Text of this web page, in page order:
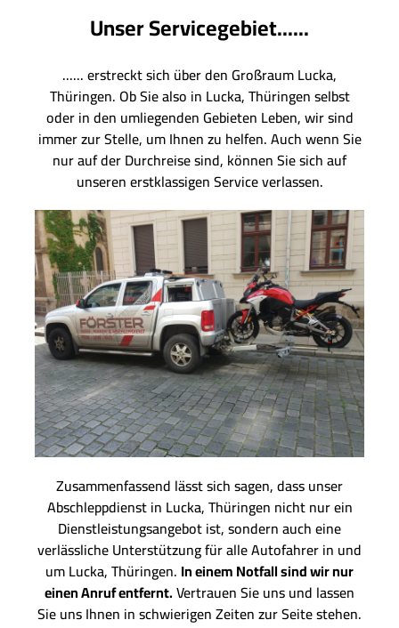
Unser Servicegebiet......
...... erstreckt sich über den Großraum Lucka,
Thüringen. Ob Sie also in Lucka, Thüringen selbst
oder in den umliegenden Gebieten Leben, wir sind
immer zur Stelle, um Ihnen zu helfen. Auch wenn Sie
nur auf der Durchreise sind, können Sie sich auf
unseren erstklassigen Service verlassen.
Zusammenfassend lässt sich sagen, dass unser
Abschleppdienst in Lucka, Thüringen nicht nur ein
Dienstleistungsangebot ist, sondern auch eine
verlässliche Unterstützung für alle Autofahrer in und
um Lucka, Thüringen. In einem Notfall sind wir nur
einen Anruf entfernt.Vertrauen Sie uns und lassen
Sie uns Ihnen in schwierigen Zeiten zur Seite stehen.